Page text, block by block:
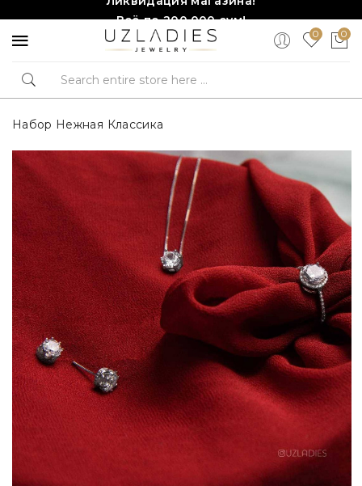
Всё по 200,000 сум!
Торопитесь, количество ограничено!❤️!0 0
Набор Нежная Классика